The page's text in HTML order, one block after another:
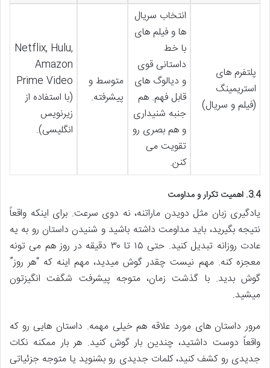
پلتفرم های
استریمینگ
(فیلم و سریال)
انتخاب سریال
ها و فیلم های
با خط
داستانی قوی
و دیالوگ های
قابل فهم. هم
جنبه شنیداری
و هم بصری رو
تقویت می
کنن.
متوسط و
پیشرفته.
Netflix, Hulu,
Amazon
Prime Video
(با استفاده از
زیرنویس
انگلیسی).
3.4. اهمیت تکرار و مداومت
یادگیری زبان مثل دویدن ماراتنه، نه دوی سرعت. برای اینکه واقعاً
نتیجه بگیرید، باید مداومت داشته باشید و شنیدن داستان رو به یه
عادت روزانه تبدیل کنید. حتی ۱۵ تا ۳۰ دقیقه در روز هم می تونه
معجزه کنه. مهم نیست چقدر گوش میدید، مهم اینه که “هر روز”
گوش بدید. با گذشت زمان، متوجه پیشرفت شگفت انگیزتون
میشید.
مرور داستان های مورد علاقه هم خیلی مهمه. داستان هایی رو که
واقعاً دوست داشتید، چندین بار گوش کنید. هر بار ممکنه نکات
جدیدی رو کشف کنید، کلمات جدیدی رو بشنوید یا متوجه جزئیاتی